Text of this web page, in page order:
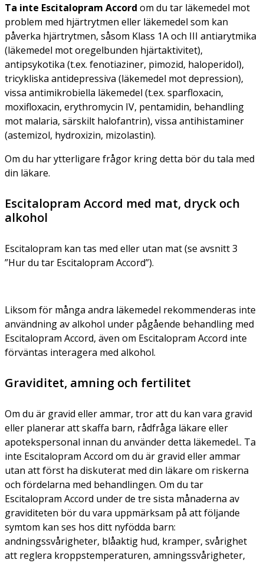
Ta inte Escitalopram Accord om du tar läkemedel mot
problem med hjärtrytmen eller läkemedel som kan
påverka hjärtrytmen, såsom Klass 1A och III antiarytmika
(läkemedel mot oregelbunden hjärtaktivitet),
antipsykotika (t.ex. fenotiaziner, pimozid, haloperidol),
tricykliska antidepressiva (läkemedel mot depression),
vissa antimikrobiella läkemedel (t.ex. sparfloxacin,
moxifloxacin, erythromycin IV, pentamidin, behandling
mot malaria, särskilt halofantrin), vissa antihistaminer
(astemizol, hydroxizin, mizolastin).
Om du har ytterligare frågor kring detta bör du tala med
din läkare.
Escitalopram Accord med mat, dryck och
alkohol
Escitalopram kan tas med eller utan mat (se avsnitt 3
”Hur du tar Escitalopram Accord”).
Liksom för många andra läkemedel rekommenderas inte
användning av alkohol under pågående behandling med
Escitalopram Accord, även om Escitalopram Accord inte
förväntas interagera med alkohol.
Graviditet, amning och fertilitet
Om du är gravid eller ammar, tror att du kan vara gravid
eller planerar att skaffa barn, rådfråga läkare eller
apotekspersonal innan du använder detta läkemedel.. Ta
inte Escitalopram Accord om du är gravid eller ammar
utan att först ha diskuterat med din läkare om riskerna
och fördelarna med behandlingen. Om du tar
Escitalopram Accord under de tre sista månaderna av
graviditeten bör du vara uppmärksam på att följande
symtom kan ses hos ditt nyfödda barn:
andningssvårigheter, blåaktig hud, kramper, svårighet
att reglera kroppstemperaturen, amningssvårigheter,